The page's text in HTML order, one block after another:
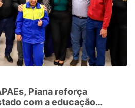
Piana reforça
com a educação